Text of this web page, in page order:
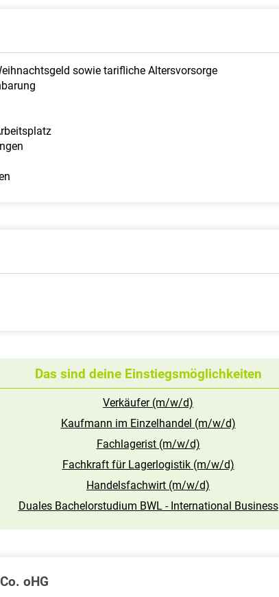
sowie tarifliche Altersvorsorge
Das sind deine Einstiegsmöglichkeiten
Verkäufer (m/w/d)
Kaufmann im Einzelhandel (m/w/d)
Fachlagerist (m/w/d)
Fachkraft für Lagerlogistik (m/w/d)
Handelsfachwirt (m/w/d)
Duales Bachelorstudium BWL - International Business
oHG